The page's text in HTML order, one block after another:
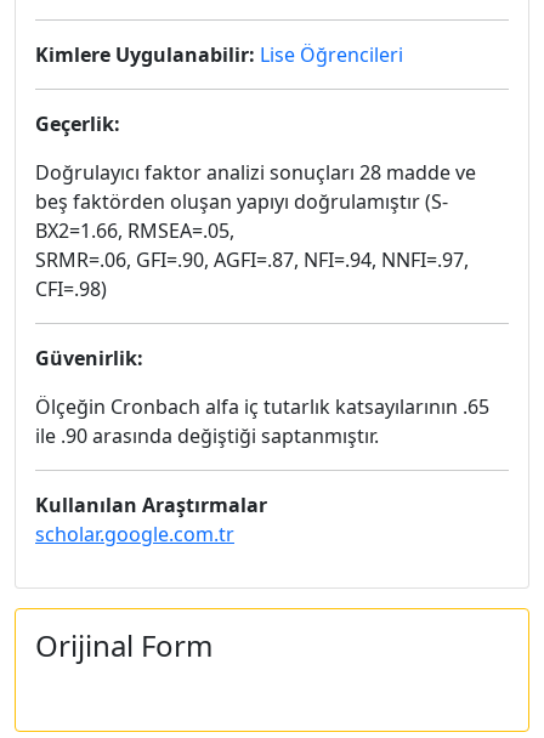
Kimlere Uygulanabilir: Lise Öğrencileri
Geçerlik:
Doğrulayıcı faktor analizi sonuçları 28 madde ve
beş faktörden oluşan yapıyı doğrulamıştır (S-
BX2=1.66, RMSEA=.05,
SRMR=.06, GFI=.90, AGFI=.87, NFI=.94, NNFI=.97,
CFI=.98)
Güvenirlik:
Ölçeğin Cronbach alfa iç tutarlık katsayılarının .65
ile .90 arasında değiştiği saptanmıştır.
Kullanılan Araştırmalar
scholar.google.com.tr
Orijinal Form